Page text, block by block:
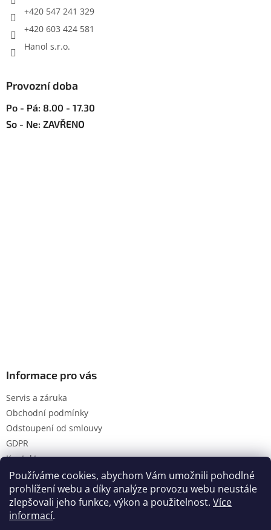
Používáme cookies, abychom Vám umožnili pohodlné
prohlížení webu a díky analýze provozu webu neustále
zlepšovali jeho funkce, výkon a použitelnost. Více
informací.
+420 547 241 329
+420 603 424 581
Hanol s.r.o.
Provozní doba
Po - Pá: 8.00 - 17.30
So - Ne: ZAVŘENO
Informace pro vás
Servis a záruka
Obchodní podmínky
Odstoupení od smlouvy
GDPR
Kontakty
Vytvořil Shoptet